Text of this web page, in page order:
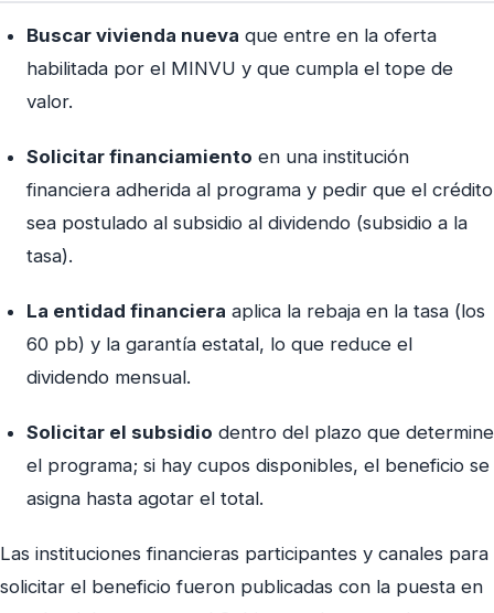
Buscar vivienda nueva que entre en la oferta
habilitada por el MINVU y que cumpla el tope de
valor.
Solicitar financiamiento en una institución
financiera adherida al programa y pedir que el crédito
sea postulado al subsidio al dividendo (subsidio a la
tasa).
La entidad financiera aplica la rebaja en la tasa (los
60 pb) y la garantía estatal, lo que reduce el
dividendo mensual.
Solicitar el subsidio dentro del plazo que determine
el programa; si hay cupos disponibles, el beneficio se
asigna hasta agotar el total.
Las instituciones financieras participantes y canales para
solicitar el beneficio fueron publicadas con la puesta en